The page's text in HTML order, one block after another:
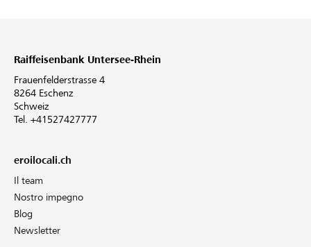
Raiffeisenbank Untersee-Rhein
Frauenfelderstrasse 4
8264 Eschenz
Schweiz
Tel. +41527427777
eroilocali.ch
Il team
Nostro impegno
Blog
Newsletter